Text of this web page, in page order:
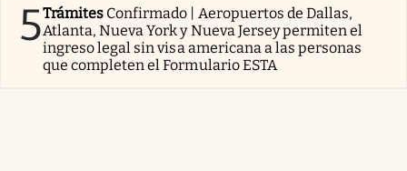
5Trámites Confirmado | Aeropuertos de Dallas,
Atlanta, Nueva York y Nueva Jersey permiten el
ingreso legal sin visa americana a las personas
que completen el Formulario ESTA